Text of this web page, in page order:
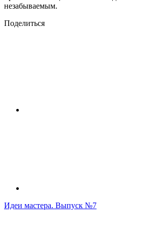
незабываемым.
Поделиться
Идеи мастера. Выпуск №7